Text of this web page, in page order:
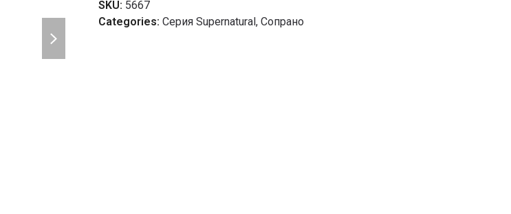
slide
SKU: 5667
Categories: Серия Supernatural , Сопрано